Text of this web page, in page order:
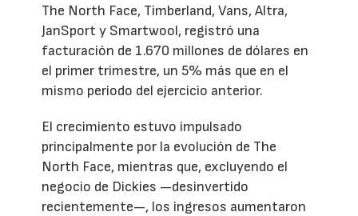
The North Face, Timberland, Vans, Altra,
JanSport y Smartwool, registró una
facturación de 1.670 millones de dólares en
el primer trimestre, un 5% más que en el
mismo periodo del ejercicio anterior.
El crecimiento estuvo impulsado
principalmente por la evolución de The
North Face, mientras que, excluyendo el
negocio de Dickies —desinvertido
recientemente—, los ingresos aumentaron